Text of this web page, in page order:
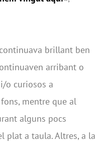
brillant ben
arribant o
o curiosos a
fons, mentre que al
alguns pocs
plat a taula. Altres, a la